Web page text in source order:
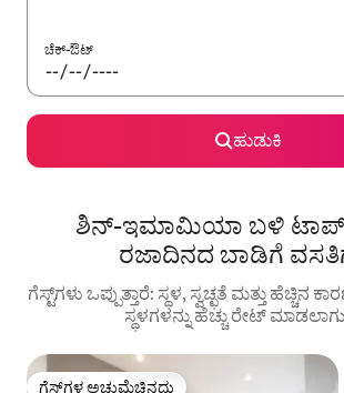
ಚೆಕ್-ಔಟ್
ಹುಡುಕಿ
ಶಿನ್-ಇಮಾಮಿಯಾ ಬಳಿ
ರಜಾದಿನದ ಬಾಡಿಗೆ
ಗೆಸ್ಟ್‌ಗಳು ಒಪ್ಪುತ್ತಾರೆ: ಸ್ಥಳ, ಸ್ವಚ್ಛತೆ ಮತ್ತು ಹೆಚ್ಚಿನ
ಸ್ಥಳಗಳನ್ನು ಹೆಚ್ಚು ರೇಟ್
ಗೆಸ್ಟ್‌ಗಳ ಅಚ್ಚುಮೆಚ್ಚಿನದು